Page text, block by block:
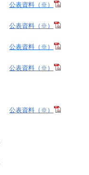
公表資料（※）
公表資料（※）
公表資料（※）
公表資料（※）
公表資料（※）